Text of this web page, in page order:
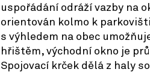
uspořádání odráží vazby na
orientován kolmo k
s výhledem na obec
hřištěm, východní okno je
Spojovací krček dělá z haly